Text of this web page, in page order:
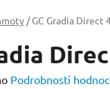
/ GC Gradia Direct
Podrobnosti